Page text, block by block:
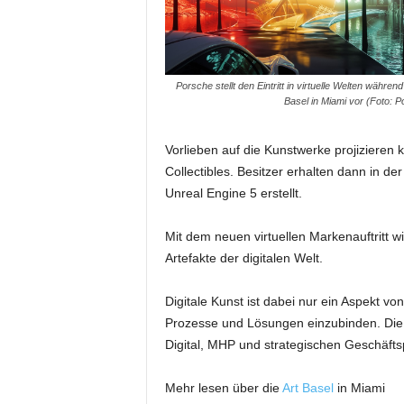
Porsche stellt den Eintritt in virtuelle Welten
Basel in Miami vor (Foto:
Vorlieben auf die Kunstwerke projizieren
Collectibles. Besitzer erhalten dann in
Unreal Engine 5 erstellt.
Mit dem neuen virtuellen Markenauftritt
Artefakte der digitalen Welt.
Digitale Kunst ist dabei nur ein Aspekt
Prozesse und Lösungen einzubinden.
Digital, MHP und strategischen
Mehr lesen über dieArt Baselin Miami